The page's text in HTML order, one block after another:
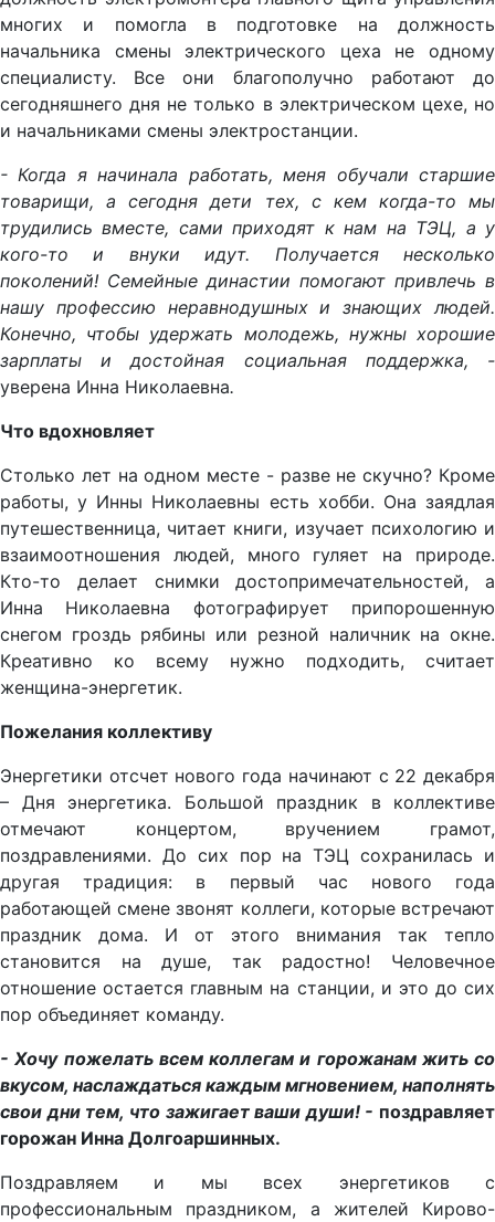
многих и помогла в подготовке на должность
начальника смены электрического цеха не одному
специалисту. Все они благополучно работают до
сегодняшнего дня не только в электрическом цехе, но
и начальниками смены электростанции.
- Когда я начинала работать, меня обучали старшие
товарищи, а сегодня дети тех, с кем когда-то мы
трудились вместе, сами приходят к нам на ТЭЦ, а у
кого-то и внуки идут. Получается несколько
поколений! Семейные династии помогают привлечь в
нашу профессию неравнодушных и знающих людей.
Конечно, чтобы удержать молодежь, нужны хорошие
зарплаты и достойная социальная поддержка, -
уверена Инна Николаевна.
Что вдохновляет
Столько лет на одном месте - разве не скучно? Кроме
работы, у Инны Николаевны есть хобби. Она заядлая
путешественница, читает книги, изучает психологию и
взаимоотношения людей, много гуляет на природе.
Кто-то делает снимки достопримечательностей, а
Инна Николаевна фотографирует припорошенную
снегом гроздь рябины или резной наличник на окне.
Креативно ко всему нужно подходить, считает
женщина-энергетик.
Пожелания коллективу
Энергетики отсчет нового года начинают с 22 декабря
– Дня энергетика. Большой праздник в коллективе
отмечают концертом, вручением грамот,
поздравлениями. До сих пор на ТЭЦ сохранилась и
другая традиция: в первый час нового года
работающей смене звонят коллеги, которые встречают
праздник дома. И от этого внимания так тепло
становится на душе, так радостно! Человечное
отношение остается главным на станции, и это до сих
пор объединяет команду.
- Хочу пожелать всем коллегам и горожанам жить со
вкусом, наслаждаться каждым мгновением, наполнять
свои дни тем, что зажигает ваши души! - поздравляет
горожан Инна Долгоаршинных.
Поздравляем и мы всех энергетиков с
профессиональным праздником, а жителей Кирово-